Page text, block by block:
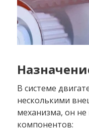
В системе
несколькими
механизма, он
компонентов: